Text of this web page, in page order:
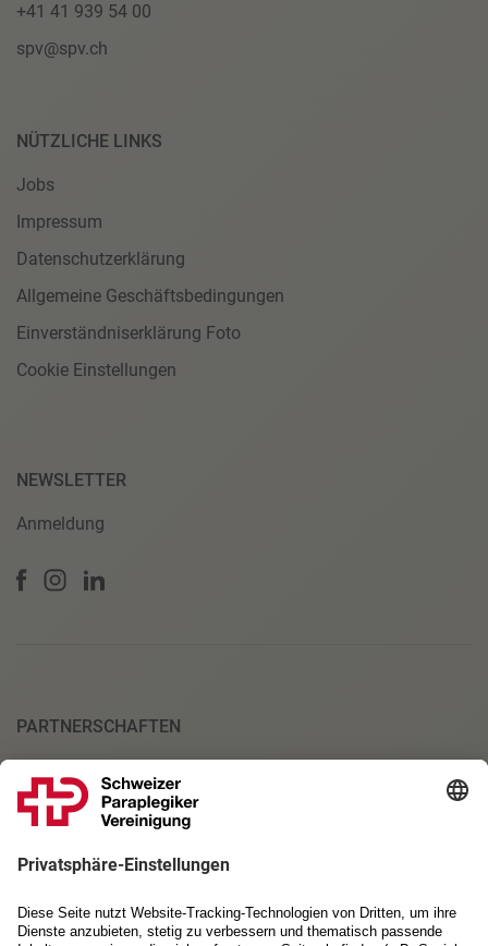
+41 41 939 54 00
spv@spv.ch
NÜTZLICHE LINKS
Jobs
Impressum
Datenschutzerklärung
Allgemeine Geschäftsbedingungen
Einverständniserklärung Foto
Cookie Einstellungen
NEWSLETTER
Anmeldung
PARTNERSCHAFTEN